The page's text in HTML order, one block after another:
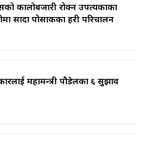
कालोबजारी रोक्न उपत्यकाका
सादा पोसाकका प्रहरी परिचालन
महामन्त्री पौडेलका ६ सुझाव